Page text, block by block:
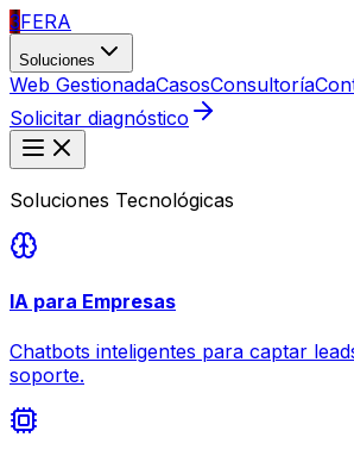
3FERA
Soluciones
Web GestionadaCasosConsultoría
Solicitar diagnóstico
Soluciones Tecnológicas
IA para Empresas
Chatbots inteligentes para captar
soporte.